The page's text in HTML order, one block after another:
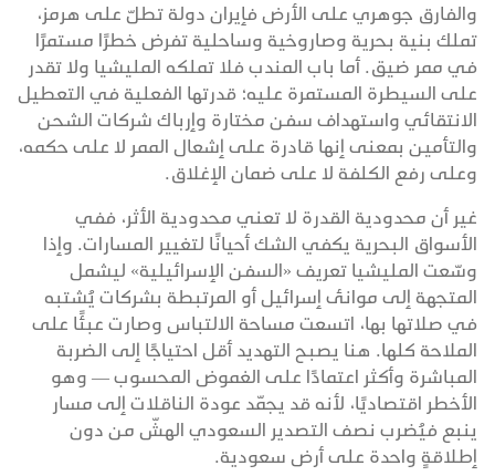
والفارق جوهري على الأرض فإيران دولة تطلّ على هرمز،
تملك بنية بحرية وصاروخية وساحلية تفرض خطرًا مستمرًا
في ممر ضيق. أما باب المندب فلا تملكه المليشيا ولا تقدر
على السيطرة المستمرة عليه؛ قدرتها الفعلية في التعطيل
الانتقائي واستهداف سفن مختارة وإرباك شركات الشحن
والتأمين بمعنى إنها قادرة على إشعال الممر لا على حكمه،
وعلى رفع الكلفة لا على ضمان الإغلاق.
غير أن محدودية القدرة لا تعني محدودية الأثر، ففي
الأسواق البحرية يكفي الشك أحيانًا لتغيير المسارات. وإذا
وسّعت المليشيا تعريف «السفن الإسرائيلية» ليشمل
المتجهة إلى موانئ إسرائيل أو المرتبطة بشركات يُشتبه
في صلاتها بها، اتسعت مساحة الالتباس وصارت عبئًا على
الملاحة كلها. هنا يصبح التهديد أقل احتياجًا إلى الضربة
المباشرة وأكثر اعتمادًا على الغموض المحسوب — وهو
الأخطر اقتصاديًا، لأنه قد يجمّد عودة الناقلات إلى مسار
ينبع فيُضرب نصف التصدير السعودي الهشّ من دون
إطلاقةٍ واحدة على أرض سعودية.